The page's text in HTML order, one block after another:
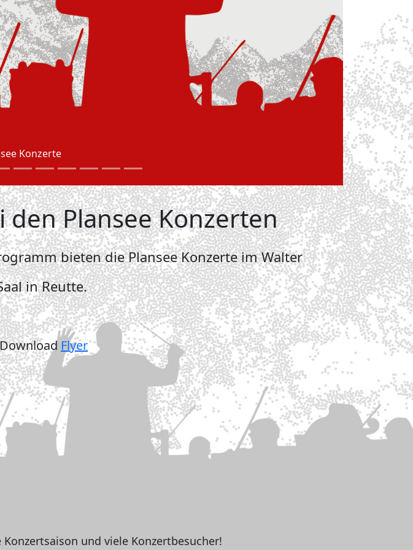
Konzerte
Plansee Konzerten
bieten die Plansee Konzerte im Walter
in Reutte.
Flyer
und viele Konzertbesucher!